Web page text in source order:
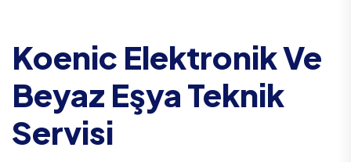
Koenic Elektronik Ve
Beyaz Eşya Teknik
Servisi